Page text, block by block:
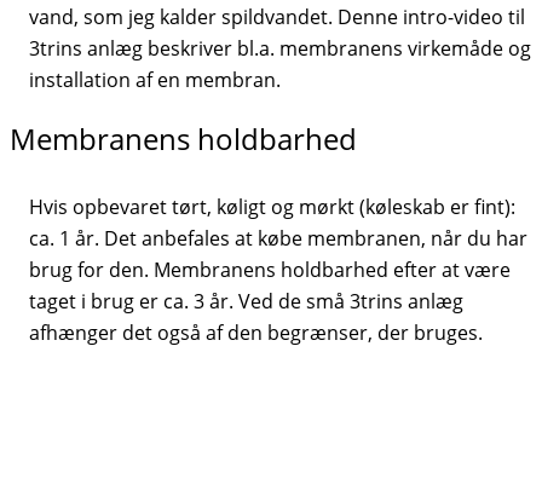
vand, som jeg kalder spildvandet. Denne intro-video til
3trins anlæg beskriver bl.a. membranens virkemåde og
installation af en membran.
Membranens holdbarhed
Hvis opbevaret tørt, køligt og mørkt (køleskab er fint):
ca. 1 år. Det anbefales at købe membranen, når du har
brug for den. Membranens holdbarhed efter at være
taget i brug er ca. 3 år. Ved de små 3trins anlæg
afhænger det også af den begrænser, der bruges.